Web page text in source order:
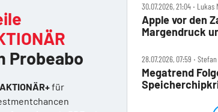
Probeabo
für
30.07.2026, 21:04 ‧ Lukas
Apple vor den
Margendruck
28.07.2026, 07:59 ‧
Megatrend